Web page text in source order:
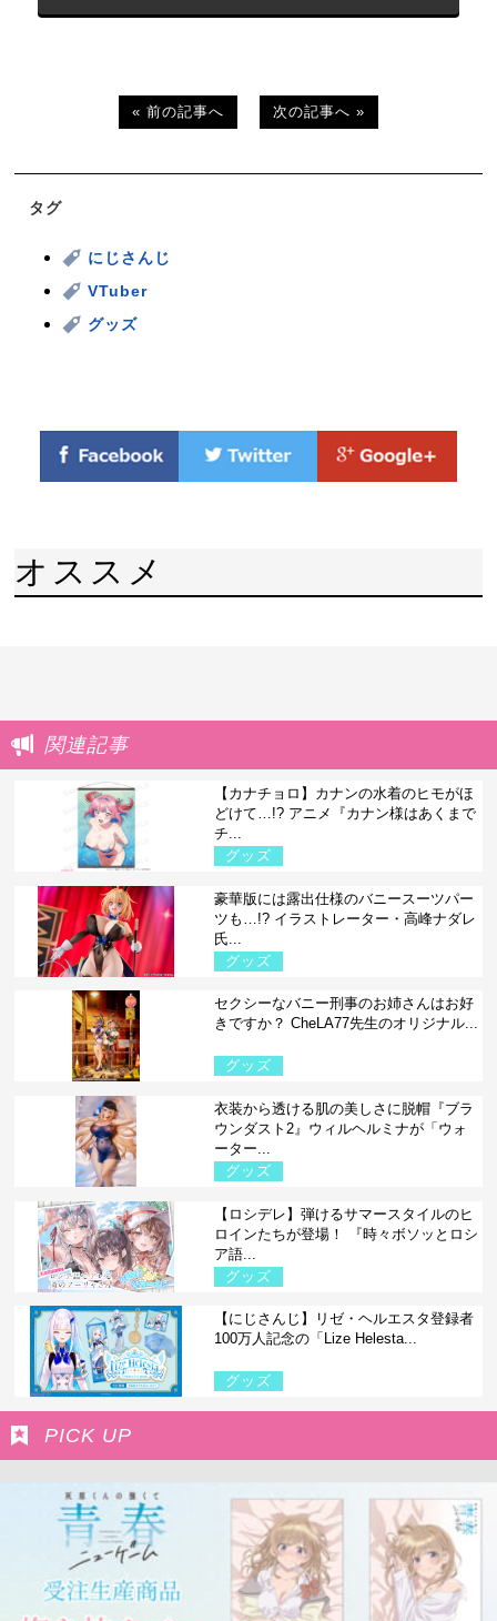
« 前の記事へ 次の記事へ »
タグ
にじさんじ
VTuber
グッズ
オススメ
関連記事
【カナチョロ】カナンの水着のヒモがほ
どけて…!? アニメ『カナン様はあくまで
チ...
グッズ
豪華版には露出仕様のバニースーツパー
ツも…!? イラストレーター・高峰ナダレ
氏...
グッズ
セクシーなバニー刑事のお姉さんはお好
きですか？ CheLA77先生のオリジナル...
グッズ
衣装から透ける肌の美しさに脱帽『ブラ
ウンダスト2』ウィルヘルミナが「ウォ
ーター...
グッズ
【ロシデレ】弾けるサマースタイルのヒ
ロインたちが登場！ 『時々ボソッとロシ
ア語...
グッズ
【にじさんじ】リゼ・ヘルエスタ登録者
100万人記念の「Lize Helesta...
グッズ
PICK UP